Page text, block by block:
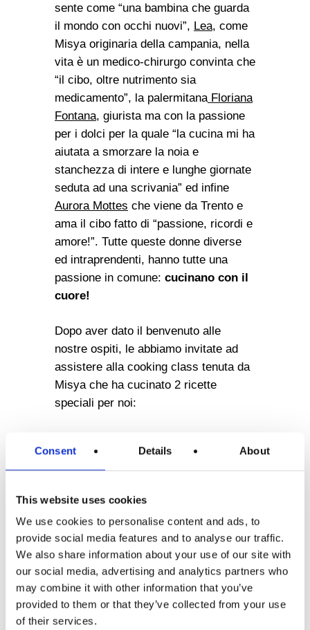
Consent Details About
This website uses cookies
We use cookies to personalise content and ads, to
provide social media features and to analyse our traffic.
We also share information about your use of our site with
our social media, advertising and analytics partners who
may combine it with other information that you’ve
provided to them or that they’ve collected from your use
of their services.
sente come “una bambina che guarda
il mondo con occhi nuovi”, Lea, come
Misya originaria della campania, nella
vita è un medico-chirurgo convinta che
“il cibo, oltre nutrimento sia
medicamento”, la palermitanaFloriana
Fontana, giurista ma con la passione
per i dolci per la quale “la cucina mi ha
aiutata a smorzare la noia e
stanchezza di intere e lunghe giornate
seduta ad una scrivania” ed infine
Aurora Mottes che viene da Trento e
ama il cibo fatto di “passione, ricordi e
amore!”. Tutte queste donne diverse
ed intraprendenti, hanno tutte una
passione in comune: cucinano con il
cuore!
Dopo aver dato il benvenuto alle
nostre ospiti, le abbiamo invitate ad
assistere alla cooking class tenuta da
Misya che ha cucinato 2 ricette
speciali per noi:
e pancetta
: questa prima ricetta
ha come protagonista la pasta
sfoglia rettangolare Stuffer che
e alla zucca grigliata danno vita ad
uno snack sfizioso e dal sapore
delicato (potete consultare la
ricetta cliccandoqui).
Brioches con pasta per pizza e
cannella